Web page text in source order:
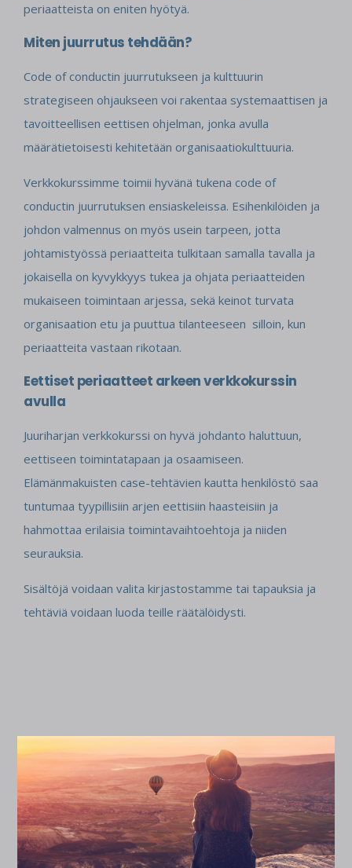
periaatteista on eniten hyötyä.
Miten juurrutus tehdään?
Code of conductin juurrutukseen ja kulttuurin
strategiseen ohjaukseen voi rakentaa systemaattisen ja
tavoitteellisen eettisen ohjelman, jonka avulla
määrätietoisesti kehitetään organisaatiokulttuuria.
Verkkokurssimme toimii hyvänä tukena code of
conductin juurrutuksen ensiaskeleissa. Esihenkilöiden ja
johdon valmennus on myös usein tarpeen, jotta
johtamistyössä periaatteita tulkitaan samalla tavalla ja
jokaisella on kyvykkyys tukea ja ohjata periaatteiden
mukaiseen toimintaan arjessa, sekä keinot turvata
organisaation etu ja puuttua tilanteeseen silloin, kun
periaatteita vastaan rikotaan.
Eettiset periaatteet arkeen verkkokurssin
avulla
Juuriharjan verkkokurssi on hyvä johdanto haluttuun,
eettiseen toimintatapaan ja osaamiseen.
Elämänmakuisten case-tehtävien kautta henkilöstö saa
tuntumaa tyypillisiin arjen eettisiin haasteisiin ja
hahmottaa erilaisia toimintavaihtoehtoja ja niiden
seurauksia.
Sisältöjä voidaan valita kirjastostamme tai tapauksia ja
tehtäviä voidaan luoda teille räätälöidysti.